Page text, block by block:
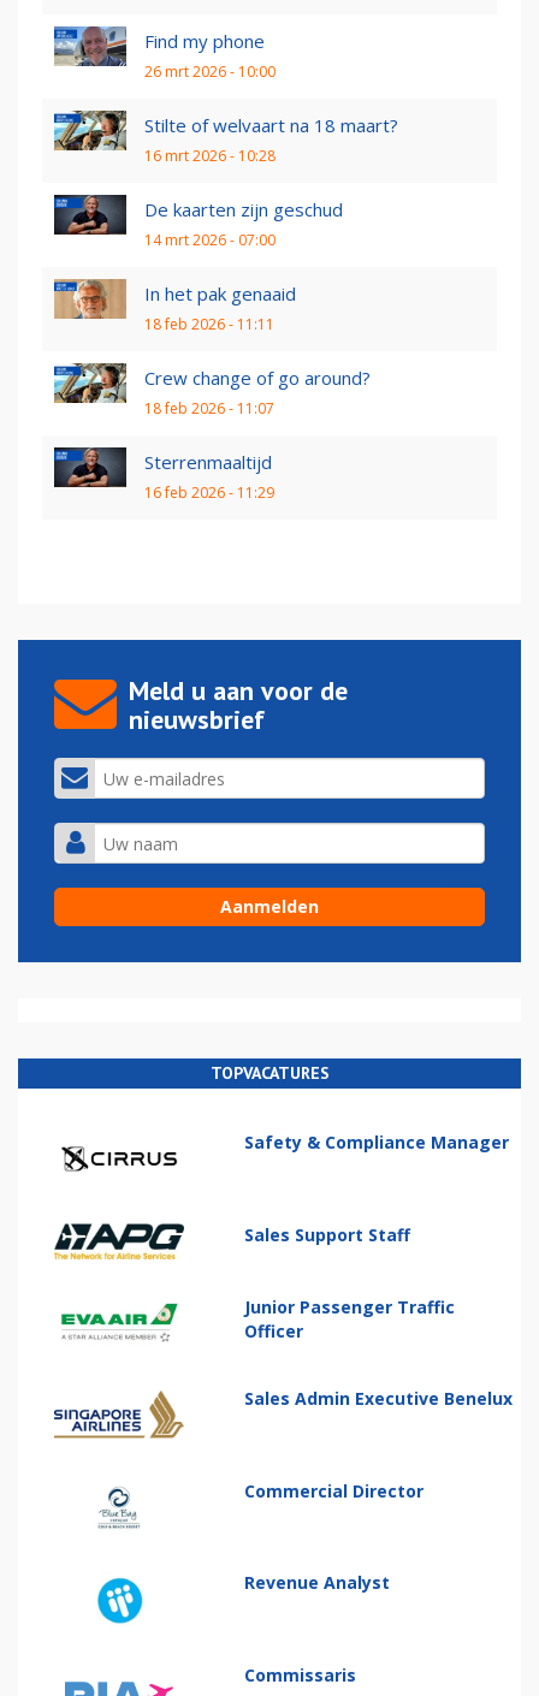
Find my phone
26 mrt 2026 - 10:00
Stilte of welvaart na 18 maart?
16 mrt 2026 - 10:28
De kaarten zijn geschud
14 mrt 2026 - 07:00
In het pak genaaid
18 feb 2026 - 11:11
Crew change of go around?
18 feb 2026 - 11:07
Sterrenmaaltijd
16 feb 2026 - 11:29
Meld u aan voor de
nieuwsbrief
TOPVACATURES
Safety & Compliance Manager
Sales Support Staff
Junior Passenger Traffic
Officer
Sales Admin Executive Benelux
Commercial Director
Revenue Analyst
Commissaris